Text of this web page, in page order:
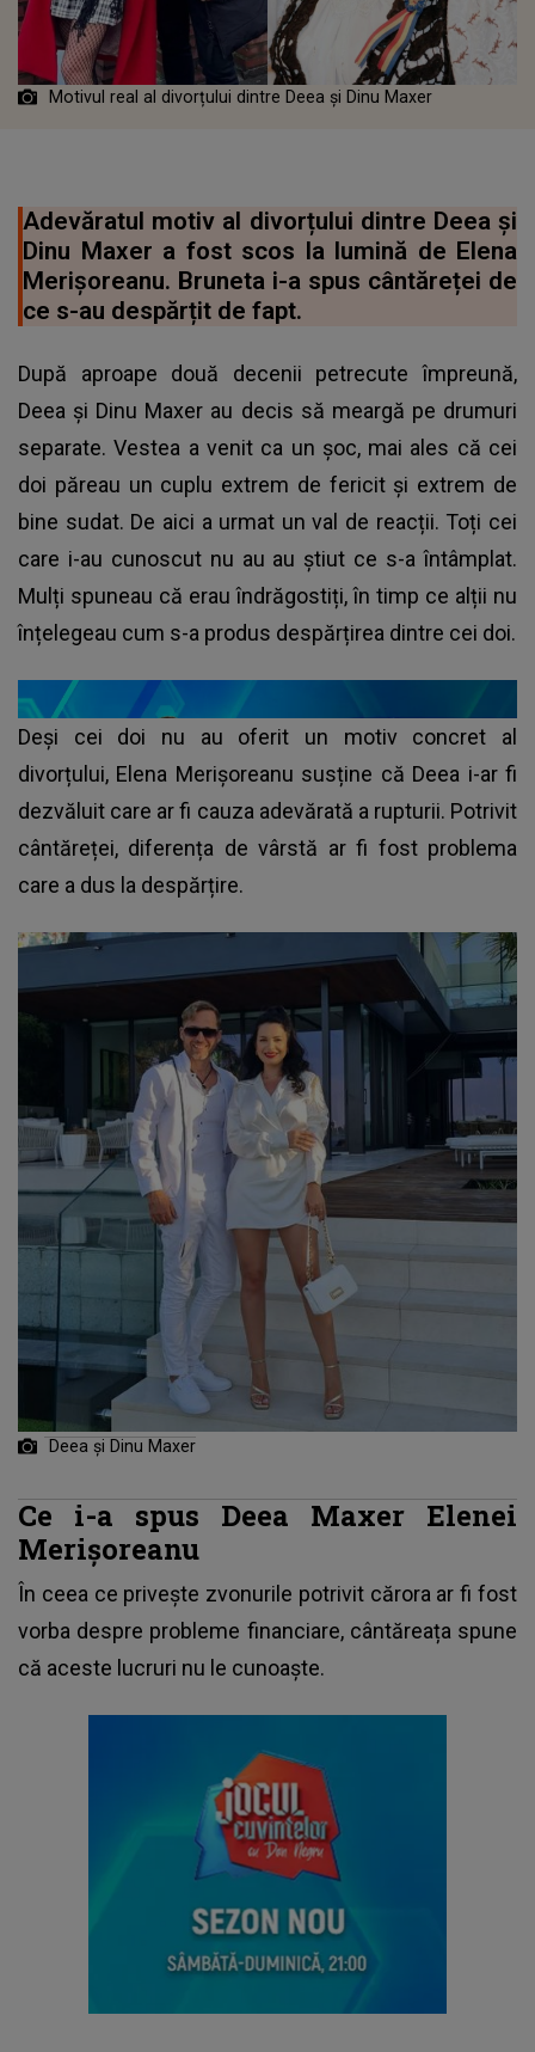
Motivul real al divorțului dintre Deea și Dinu Maxer
Adevăratul motiv al divorțului dintre Deea și
Dinu Maxer a fost scos la lumină de Elena
Merișoreanu. Bruneta i-a spus cântăreței de
ce s-au despărțit de fapt.
După aproape două decenii petrecute împreună,
Deea și Dinu Maxer au decis să meargă pe drumuri
separate. Vestea a venit ca un șoc, mai ales că cei
doi păreau un cuplu extrem de fericit și extrem de
bine sudat. De aici a urmat un val de reacții. Toți cei
care i-au cunoscut nu au au știut ce s-a întâmplat.
Mulți spuneau că erau îndrăgostiți, în timp ce alții nu
înțelegeau cum s-a produs despărțirea dintre cei doi.
Deși cei doi nu au oferit un motiv concret al
divorțului, Elena Merișoreanu susține că Deea i-ar fi
dezvăluit care ar fi cauza adevărată a rupturii. Potrivit
cântăreței, diferența de vârstă ar fi fost problema
care a dus la despărțire.
Deea și Dinu Maxer
Ce i-a spus Deea Maxer Elenei
Merișoreanu
În ceea ce privește zvonurile potrivit cărora ar fi fost
vorba despre probleme financiare, cântăreața spune
că aceste lucruri nu le cunoaște.